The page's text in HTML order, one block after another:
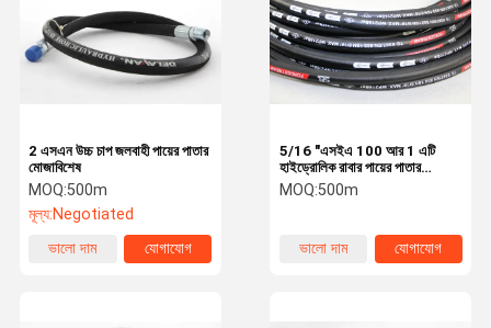
2 এসএন উচ্চ চাপ জলবাহী পায়ের পাতার
মোজাবিশেষ
MOQ:500m
মূল্য:Negotiated
ভালো দাম
যোগাযোগ
5/16 "এসইএ 100 আর 1 এটি
হাইড্রোলিক রাবার পায়ের পাতার
মোজাবিশেষ সিও 2 পাউডার এবং ফোম
এক্সেটিংয়েশিয়ারের জন্য
MOQ:500m
ভালো দাম যোগাযোগ